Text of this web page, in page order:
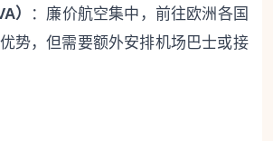
）
：廉价航空集中，前往欧洲各国
势，但需要额外安排机场巴士或接